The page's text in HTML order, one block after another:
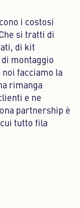
i costosi
si tratti di
di kit
montaggio
facciamo la
rimanga
e ne
partnership è
tutto fila